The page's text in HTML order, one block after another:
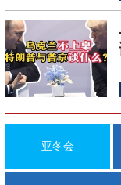
亚冬会